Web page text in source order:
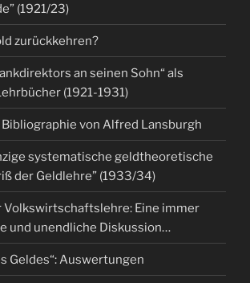
(1921/23)
zurückkehren?
an seinen Sohn“ als
(1921-1931)
von Alfred Lansburgh
systematische geldtheoretische
der Geldlehre” (1933/34)
Volkswirtschaftslehre: Eine immer
und unendliche Diskussion…
Geldes“: Auswertungen